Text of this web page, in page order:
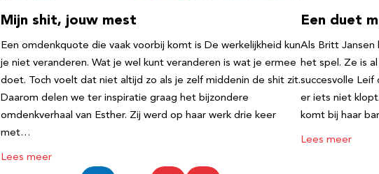
Mijn shit, jouw mest
Een omdenkquote die vaak voorbij komt is De werkelijkheid kun
je niet veranderen. Wat je wel kunt veranderen is wat je ermee
doet. Toch voelt dat niet altijd zo als je zelf middenin de shit zit.
Daarom delen we ter inspiratie graag het bijzondere
omdenkverhaal van Esther. Zij werd op haar werk drie keer
met…
Lees meer
Een duet
Als Britt Jansen
het spel. Ze is
succesvolle Leif
er iets niet
komt bij haar
Lees meer